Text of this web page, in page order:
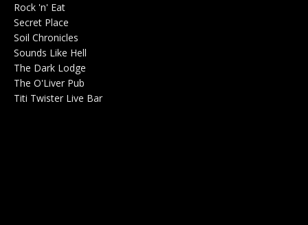
Rock 'n' Eat
Secret Place
Soil Chronicles
Sounds Like Hell
The Dark Lodge
The O'Liver Pub
Titi Twister Live Bar